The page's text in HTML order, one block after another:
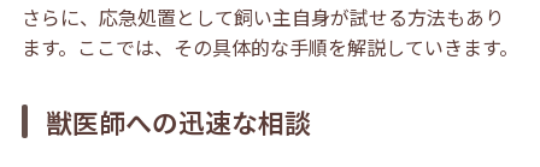
さらに、応急処置として飼い主自身が試せる方法もあり
ます。ここでは、その具体的な手順を解説していきます。
獣医師への迅速な相談